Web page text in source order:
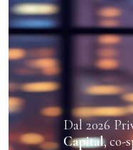
Dal 2026
Capital, co-